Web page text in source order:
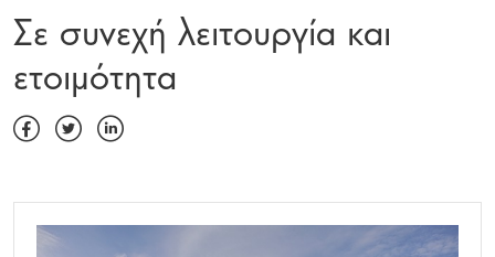
Σε συνεχή λειτουργία και
ετοιμότητα